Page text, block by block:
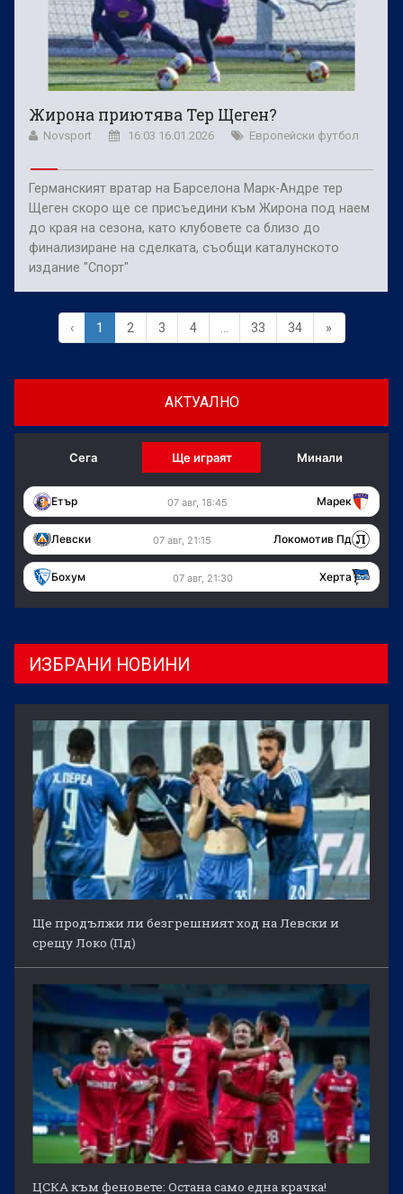
Жирона приютява Тер Щеген?
Novsport 16:03 16.01.2026 Европейски футбол
Германският вратар на Барселона Марк-Андре тер
Щеген скоро ще се присъедини към Жирона под наем
до края на сезона, като клубовете са близо до
финализиране на сделката, съобщи каталунското
издание "Спорт"
‹ 1 2 3 4 33 34 »
АКТУАЛНО
Сега Ще играят Минали
Етър 07 авг, 18:45 Марек
Левски 07 авг, 21:15 Локомотив Пд
Бохум 07 авг, 21:30 Херта
ИЗБРАНИ НОВИНИ
Ще продължи ли безгрешният ход на Левски и
срещу Локо (Пд)
ЦСКА към феновете: Остана само една крачка!